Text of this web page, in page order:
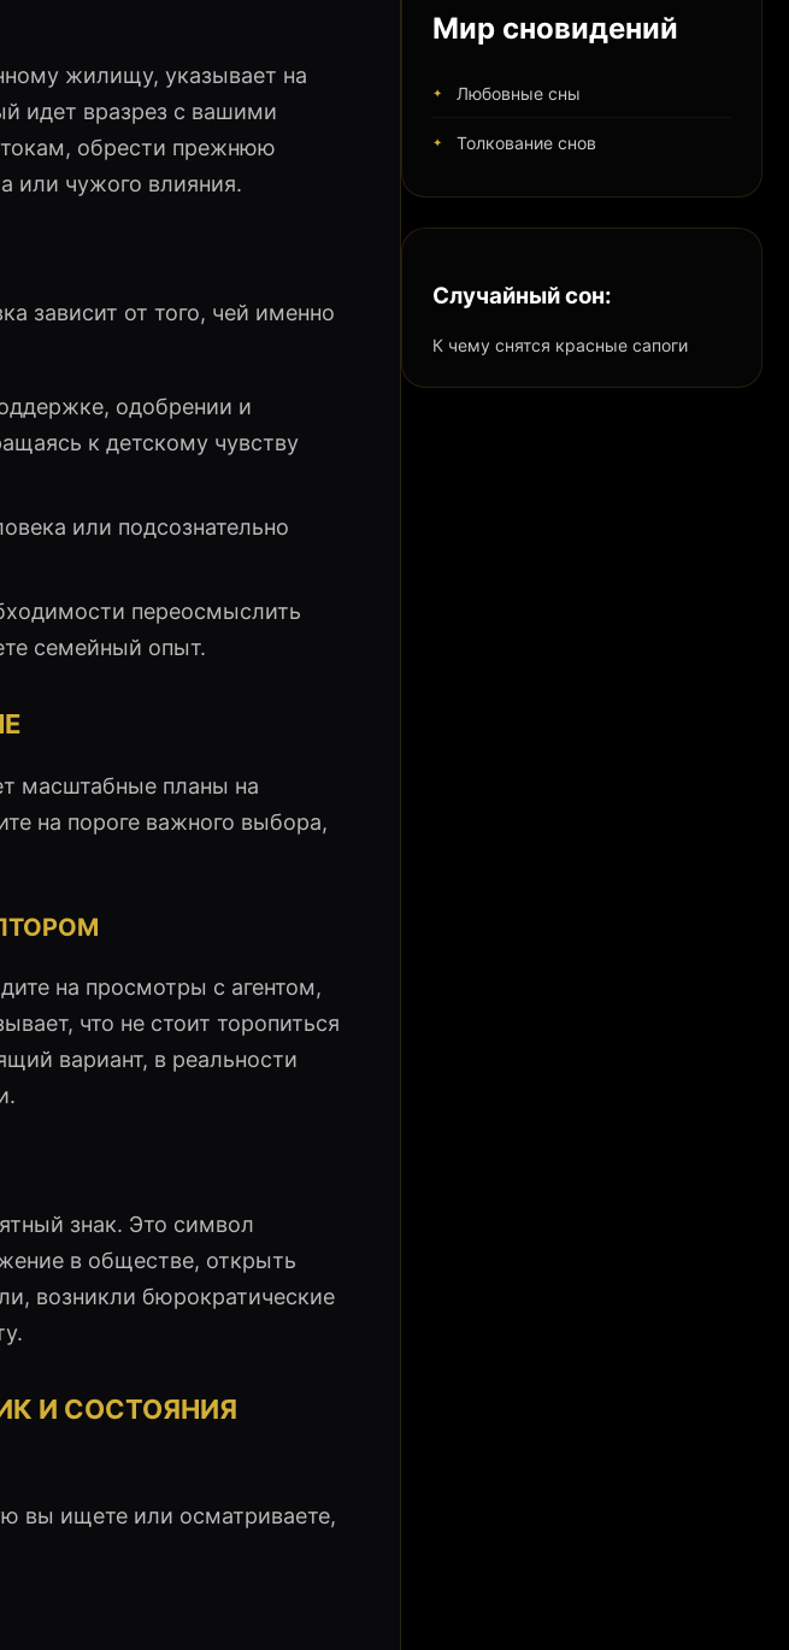
жилищу, указывает на
идет вразрез с вашими
обрести прежнюю
или чужого влияния.
зависит от того, чей именно
одобрении и
к детскому чувству
или подсознательно
переосмыслить
семейный опыт.
масштабные планы на
на пороге важного выбора,
на просмотры с агентом,
что не стоит торопиться
вариант, в реальности
знак. Это символ
в обществе, открыть
возникли бюрократические
И СОСТОЯНИЯ
вы ищете или осматриваете,
Мир сновидений
Любовные сны
Толкование снов
Случайный сон:
К чему снятся красные сапоги